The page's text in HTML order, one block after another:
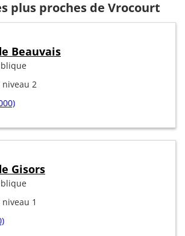
plus proches de Vrocourt
Beauvais
2
Gisors
1